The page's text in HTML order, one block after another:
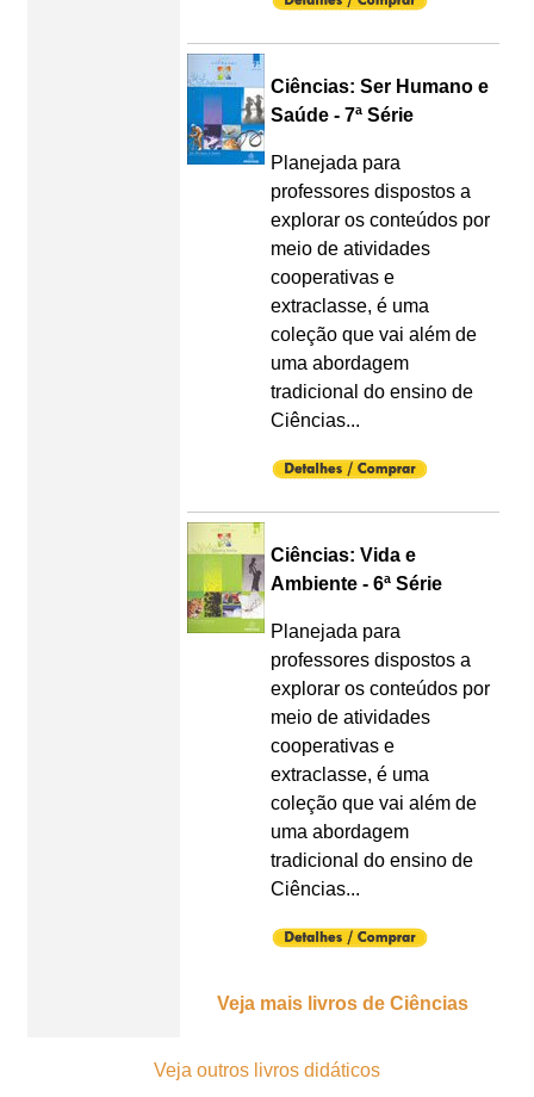
Ciências: Ser Humano e
Saúde - 7ª Série
Planejada para
professores dispostos a
explorar os conteúdos por
meio de atividades
cooperativas e
extraclasse, é uma
coleção que vai além de
uma abordagem
tradicional do ensino de
Ciências...
Ciências: Vida e
Ambiente - 6ª Série
Planejada para
professores dispostos a
explorar os conteúdos por
meio de atividades
cooperativas e
extraclasse, é uma
coleção que vai além de
uma abordagem
tradicional do ensino de
Ciências...
Veja mais livros de Ciências
Veja outros livros didáticos